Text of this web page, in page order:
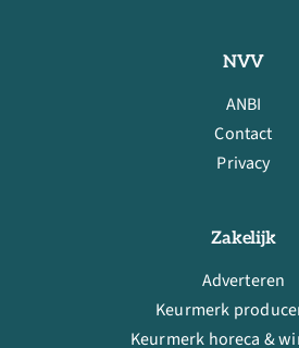
NVV
ANBI
Contact
Privacy
Zakelijk
Adverteren
Keurmerk
Keurmerk horeca &